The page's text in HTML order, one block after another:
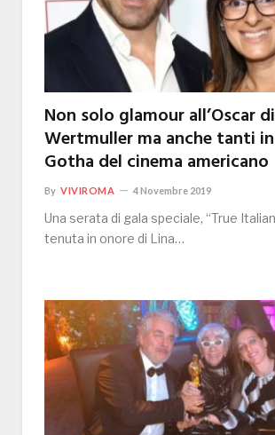
Non solo glamour all’Oscar
Wertmuller ma anche tanti
Gotha del cinema americano
By VIVIROMA 4 Novembre 2019
Una serata di gala speciale, “True
tenuta in onore di Lina…